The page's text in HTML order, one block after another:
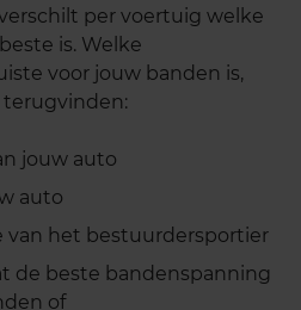
per voertuig welke
is. Welke
voor jouw banden is,
jouw auto
auto
van het bestuurdersportier
de beste bandenspanning
of